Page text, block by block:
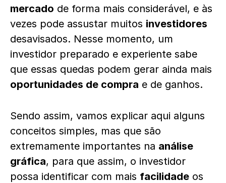
mercado de forma mais considerável, e às
vezes pode assustar muitos investidores
desavisados. Nesse momento, um
investidor preparado e experiente sabe
que essas quedas podem gerar ainda mais
oportunidades de compra e de ganhos.
Sendo assim, vamos explicar aqui alguns
conceitos simples, mas que são
extremamente importantes na análise
gráfica, para que assim, o investidor
possa identificar com mais facilidade os